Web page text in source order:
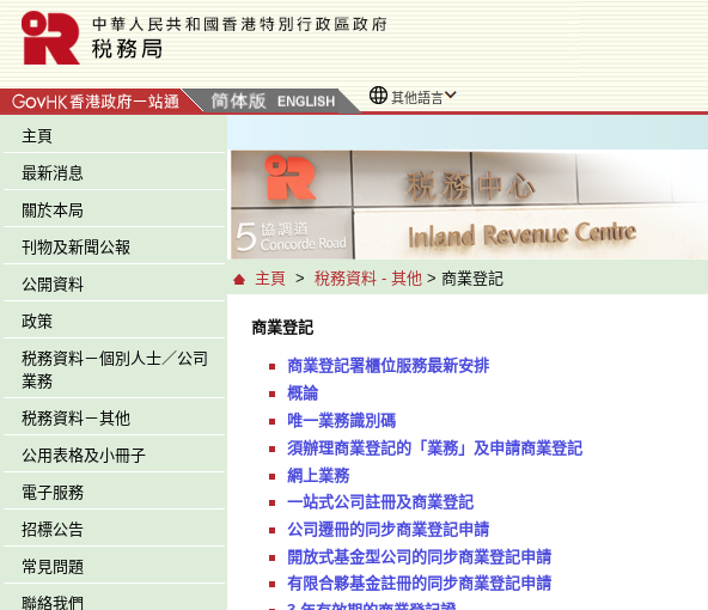
其他語言
主頁
最新消息
關於本局
刊物及新聞公報
公開資料
政策
税務資料－個別人士／公司
業務
税務資料－其他
公用表格及小冊子
電子服務
招標公告
常見問題
聯絡我們
主頁 > 稅務資料 - 其他 > 商業登記
商業登記
商業登記署櫃位服務最新安排
概論
唯一業務識別碼
須辦理商業登記的「業務」及申請商業登記
網上業務
一站式公司註冊及商業登記
公司遷冊的同步商業登記申請
開放式基金型公司的同步商業登記申請
有限合夥基金註冊的同步商業登記申請